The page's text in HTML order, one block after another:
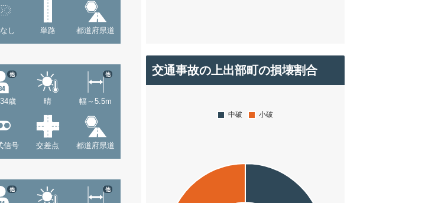
し 単路 都道府県道
歳
他
晴 幅～5.5m
他
信号 交差点 都道府県道
他 他
交通事故の上出部町の損壊割合